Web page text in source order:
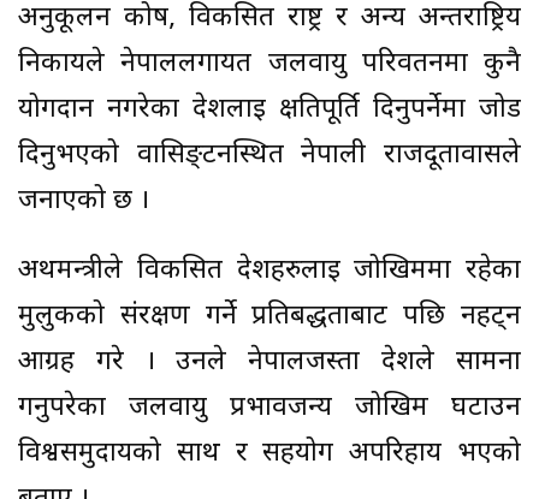
अनुकूलन कोष, विकसित राष्ट्र र अन्य अन्तर्राष्ट्रिय
निकायले नेपाललगायत जलवायु परिवर्तनमा कुनै
योगदान नगरेका देशलाई क्षतिपूर्ति दिनुपर्नेमा जोड
दिनुभएको वासिङ्टनस्थित नेपाली राजदूतावासले
जनाएको छ ।
अर्थमन्त्रीले विकसित देशहरुलाई जोखिममा रहेका
मुलुकको संरक्षण गर्ने प्रतिबद्धताबाट पछि नहट्न
आग्रह गरे । उनले नेपालजस्ता देशले सामना
गर्नुपरेका जलवायु प्रभावजन्य जोखिम घटाउन
विश्वसमुदायको साथ र सहयोग अपरिहार्य भएको